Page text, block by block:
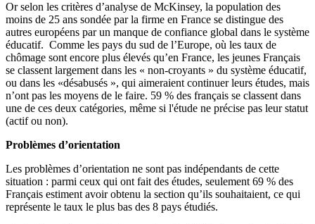
Or selon les critères d’analyse de McKinsey, la population des
moins de 25 ans sondée par la firme en France se distingue des
autres européens par un manque de confiance global dans le système
éducatif. Comme les pays du sud de l’Europe, où les taux de
chômage sont encore plus élevés qu’en France, les jeunes Français
se classent largement dans les « non-croyants » du système éducatif,
ou dans les «désabusés », qui aimeraient continuer leurs études, mais
n’ont pas les moyens de le faire. 59 % des français se classent dans
une de ces deux catégories, même si l'étude ne précise pas leur statut
(actif ou non).
Problèmes d’orientation
Les problèmes d’orientation ne sont pas indépendants de cette
situation : parmi ceux qui ont fait des études, seulement 69 % des
Français estiment avoir obtenu la section qu’ils souhaitaient, ce qui
représente le taux le plus bas des 8 pays étudiés.